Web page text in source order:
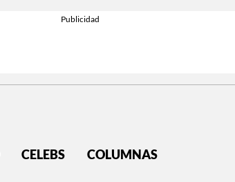
CELEBS COLUMNAS